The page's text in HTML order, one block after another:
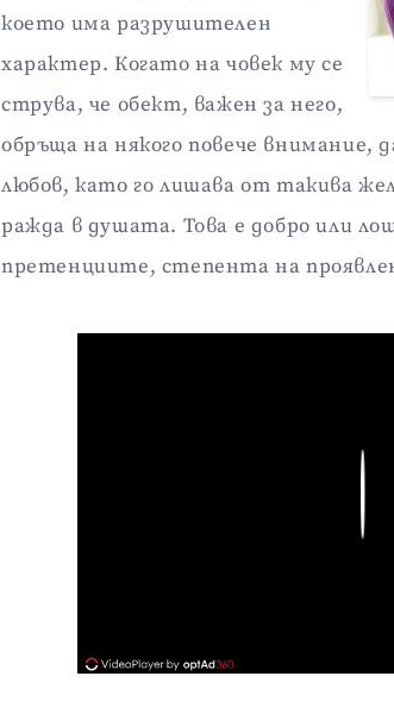
което има разрушителен
характер. Когато на човек му се
струва, че обект, важен за него,
обръща на някого повече внимание,
любов, като го лишава от такива
ражда в душата. Това е добро или
претенциите, степента на